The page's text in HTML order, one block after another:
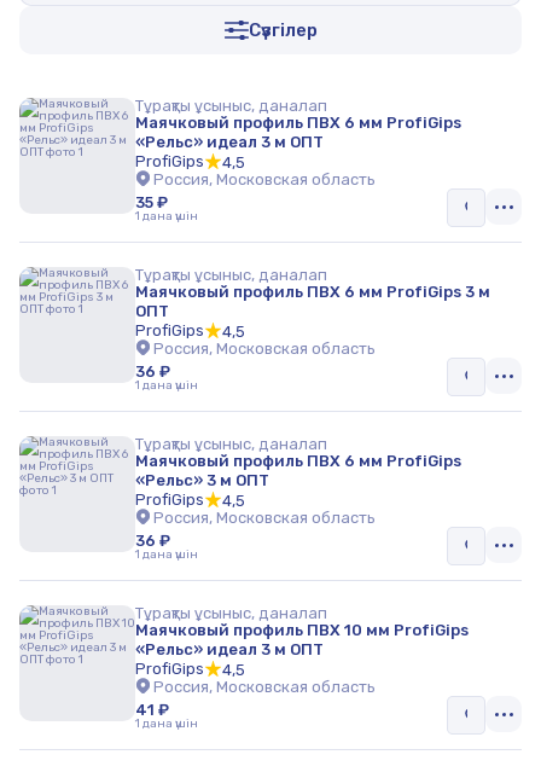
Сүзгілер
Тұрақты ұсыныс, даналап
Маячковый профиль ПВХ 6 мм ProfiGips
«Рельс» идеал 3 м ОПТ
ProfiGips
4,5
Россия, Московская область
35 ₽
1 дана үшін
Тұрақты ұсыныс, даналап
Маячковый профиль ПВХ 6 мм ProfiGips 3 м
ОПТ
ProfiGips
4,5
Россия, Московская область
36 ₽
1 дана үшін
Тұрақты ұсыныс, даналап
Маячковый профиль ПВХ 6 мм ProfiGips
«Рельс» 3 м ОПТ
ProfiGips
4,5
Россия, Московская область
36 ₽
1 дана үшін
Тұрақты ұсыныс, даналап
Маячковый профиль ПВХ 10 мм ProfiGips
«Рельс» идеал 3 м ОПТ
ProfiGips
4,5
Россия, Московская область
41 ₽
1 дана үшін